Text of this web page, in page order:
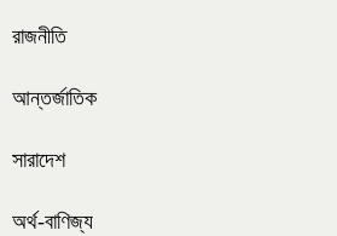
রাজনীতি
আন্তর্জাতিক
সারাদেশ
অর্থ-বাণিজ্য